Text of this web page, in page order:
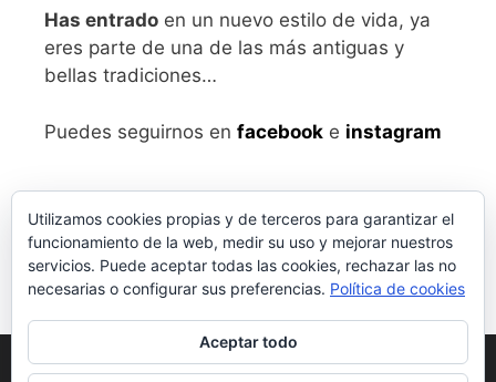
Has entrado en un nuevo estilo de vida, ya
eres parte de una de las más antiguas y
bellas tradiciones…
Puedes seguirnos en facebook e instagram
Aviso legaly Política de Privacidad
Utilizamos cookies propias y de terceros para garantizar el
funcionamiento de la web, medir su uso y mejorar nuestros
servicios. Puede aceptar todas las cookies, rechazar las no
necesarias o configurar sus preferencias. Política de cookies
Aceptar todo